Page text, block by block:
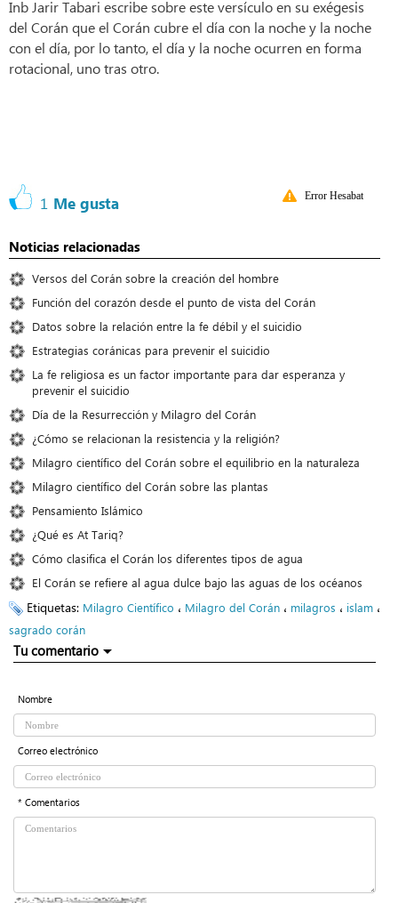
Inb Jarir Tabari escribe sobre este versículo en su exégesis
del Corán que el Corán cubre el día con la noche y la noche
con el día, por lo tanto, el día y la noche ocurren en forma
rotacional, uno tras otro.
1 Me gusta Error Hesabat
Noticias relacionadas
Versos del Corán sobre la creación del hombre
Función del corazón desde el punto de vista del Corán
Datos sobre la relación entre la fe débil y el suicidio
Estrategias coránicas para prevenir el suicidio
La fe religiosa es un factor importante para dar esperanza y
prevenir el suicidio
Día de la Resurrección y Milagro del Corán
¿Cómo se relacionan la resistencia y la religión?
Milagro científico del Corán sobre el equilibrio en la naturaleza
Milagro científico del Corán sobre las plantas
Pensamiento Islámico
¿Qué es At Tariq?
Cómo clasifica el Corán los diferentes tipos de agua
El Corán se refiere al agua dulce bajo las aguas de los océanos
Etiquetas: Milagro Científico ، Milagro del Corán ، milagros ، islam ،
sagrado corán
Tu comentario
Nombre
Correo electrónico
* Comentarios